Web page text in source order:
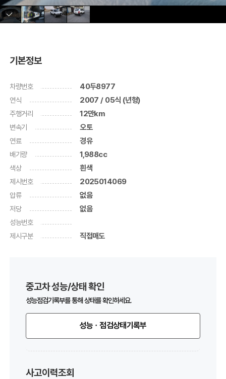
기본정보
차량번호 40두8977
연식 2007 / 05식 (년형)
주행거리 12만km
변속기 오토
연료 경유
배기량 1,988cc
색상 흰색
제시번호 2025014069
압류 없음
저당 없음
성능번호
제시구분
직접매도
중고차 성능/상태 확인
성능점검기록부를 통해 상태를 확인하세요.
성능ㆍ점검상태기록부
사고이력조회